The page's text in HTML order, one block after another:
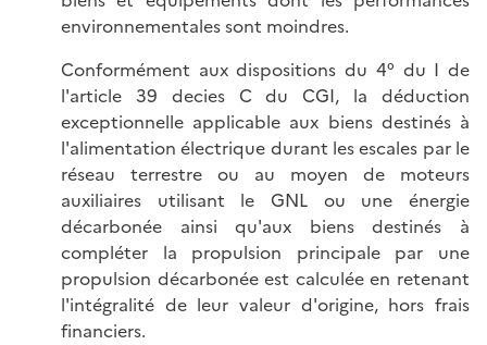
environnementales sont moindres.
Conformément aux dispositions du 4° du I de
l'article 39 decies C du CGI, la déduction
exceptionnelle applicable aux biens destinés à
l'alimentation électrique durant les escales par le
réseau terrestre ou au moyen de moteurs
auxiliaires utilisant le GNL ou une énergie
décarbonée ainsi qu'aux biens destinés à
compléter la propulsion principale par une
propulsion décarbonée est calculée en retenant
l'intégralité de leur valeur d'origine, hors frais
financiers.